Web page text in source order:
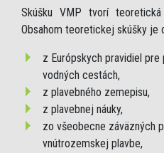
Skúšku VMP tvorí
Obsahom teoretickej skúšky je
z Európskych pravidiel
vodných cestách,
z plavebného zemepisu,
z plavebnej náuky,
zo všeobecne záväzných
vnútrozemskej plavbe,